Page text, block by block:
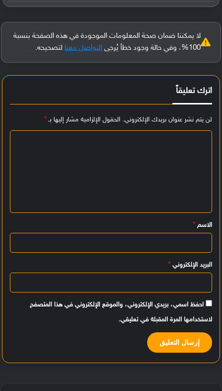
لا يمكننا ضمان صحة المعلومات الموجودة في هذه الصفحة بنسبة
100%، وفي حالة وجود خطأ يُرجى
التواصل معنا لتصحيحه.
اترك تعليقاً
لن يتم نشر عنوان بريدك الإلكتروني. الحقول الإلزامية مشار إليها بـ*
ي
ق
الاسم *
البريد الإلكتروني *
احفظ اسمي، بريدي الإلكتروني، والموقع الإلكتروني في هذا المتصفح
لاستخدامها المرة المقبلة في تعليقي.